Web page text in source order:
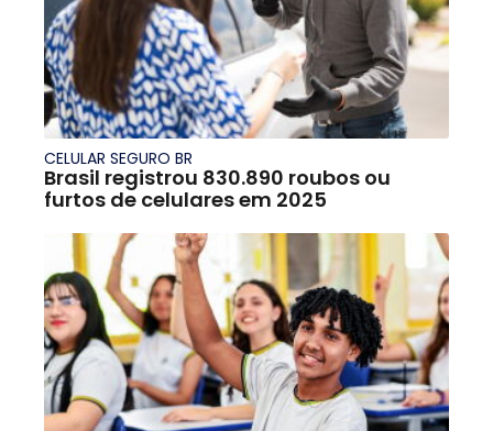
CELULAR SEGURO BR
Brasil registrou 830.890 roubos ou
furtos de celulares em 2025